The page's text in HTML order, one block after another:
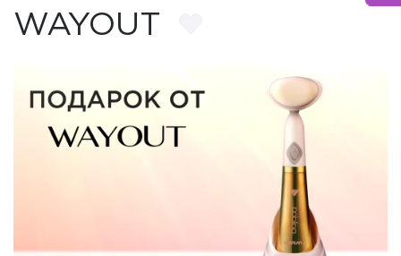
WAYOUT